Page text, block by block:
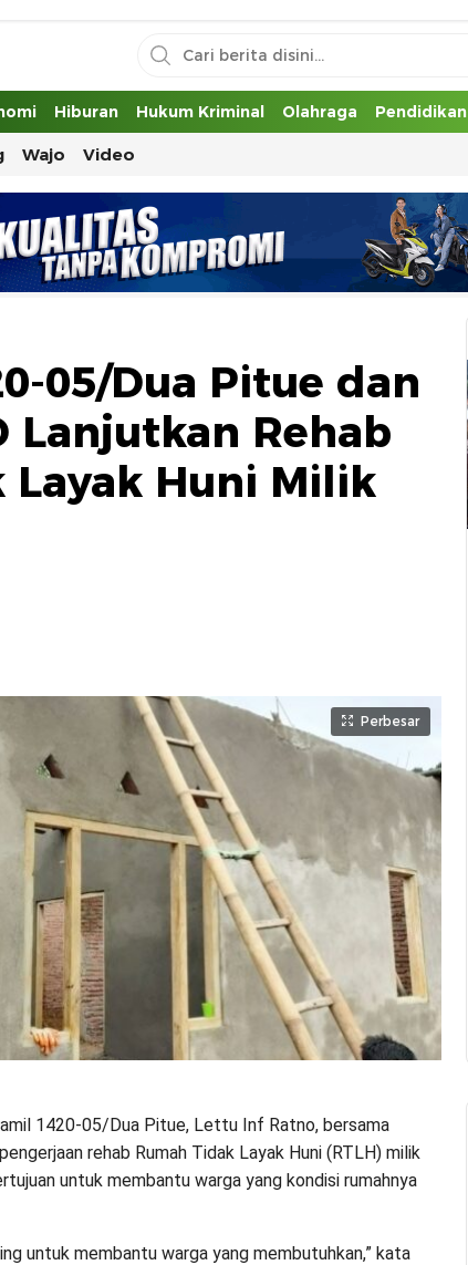
Hiburan Hukum Kriminal Olahraga Pendidikan
Wajo Video
05/Dua Pitue dan
Lanjutkan Rehab
Layak Huni Milik
Perbesar
1420-05/Dua Pitue, Lettu Inf Ratno, bersama
rehab Rumah Tidak Layak Huni (RTLH) milik
untuk membantu warga yang kondisi rumahnya
untuk membantu warga yang membutuhkan,” kata